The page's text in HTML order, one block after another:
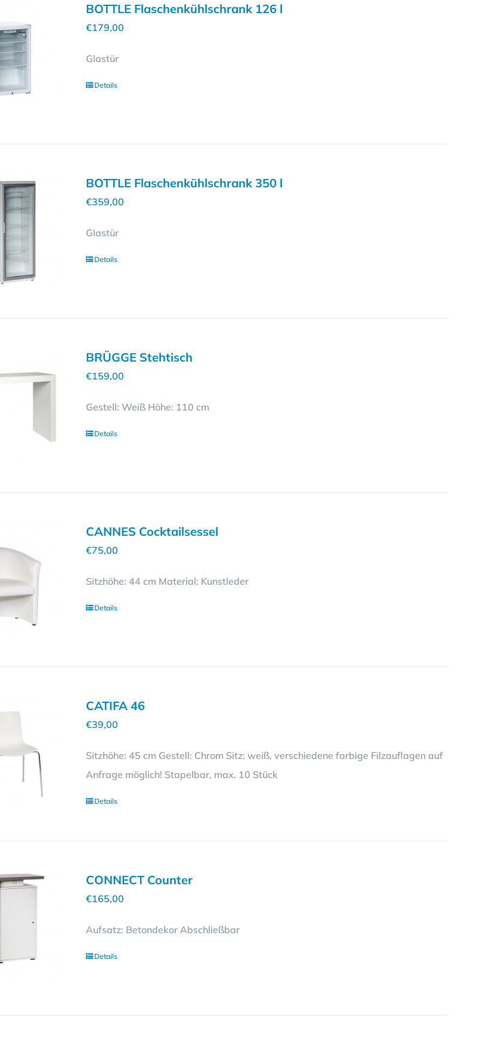
BOTTLE Flaschenkühlschrank 126 l
€179,00
Glastür
Details
BOTTLE Flaschenkühlschrank 350 l
€359,00
Glastür
Details
BRÜGGE Stehtisch
€159,00
Gestell: Weiß Höhe: 110 cm
Details
CANNES Cocktailsessel
€75,00
Sitzhöhe: 44 cm Material: Kunstleder
Dieses
auf.
Die
der
Details
CATIFA 46
€39,00
Sitzhöhe: 45 cm Gestell: Chrom Sitz: weiß, verschiedene farbige Filzauflagen auf
Anfrage möglich! Stapelbar, max. 10 Stück
Details
CONNECT Counter
€165,00
Aufsatz: Betondekor Abschließbar
Details